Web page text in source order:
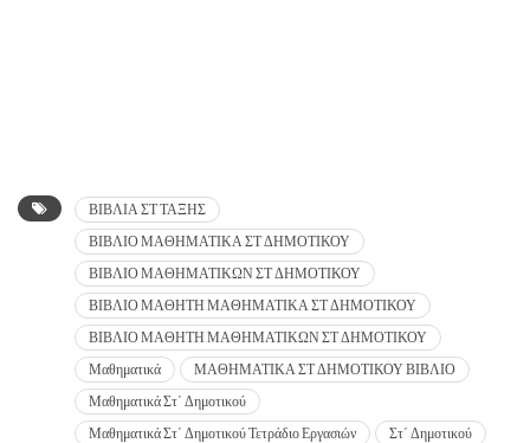
ΒΙΒΛΙΑ ΣΤ ΤΑΞΗΣ
ΒΙΒΛΙΟ ΜΑΘΗΜΑΤΙΚΑ ΣΤ ΔΗΜΟΤΙΚΟΥ
ΒΙΒΛΙΟ ΜΑΘΗΜΑΤΙΚΩΝ ΣΤ ΔΗΜΟΤΙΚΟΥ
ΒΙΒΛΙΟ ΜΑΘΗΤΗ ΜΑΘΗΜΑΤΙΚΑ ΣΤ ΔΗΜΟΤΙΚΟΥ
ΒΙΒΛΙΟ ΜΑΘΗΤΗ ΜΑΘΗΜΑΤΙΚΩΝ ΣΤ ΔΗΜΟΤΙΚΟΥ
Μαθηματικά
ΜΑΘΗΜΑΤΙΚΑ ΣΤ ΔΗΜΟΤΙΚΟΥ ΒΙΒΛΙΟ
Μαθηματικά Στ΄ Δημοτικού
Μαθηματικά Στ΄ Δημοτικού Τετράδιο Εργασιών
Στ΄ Δημοτικού